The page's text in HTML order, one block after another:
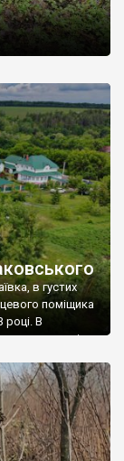
в густих
поміщика
році. В
школа, потім
Коли із